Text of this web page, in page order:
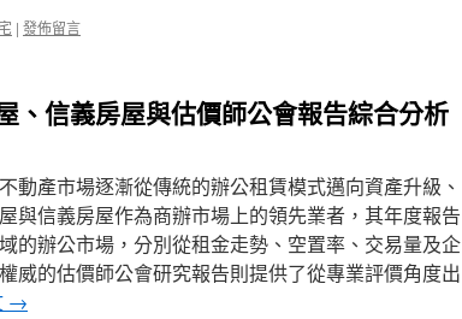
| 發佈留言
、信義房屋與估價師公會報告綜合分析
動產市場逐漸從傳統的辦公租賃模式邁向資產升級、
與信義房屋作為商辦市場上的領先業者，其年度報告
的辦公市場，分別從租金走勢、空置率、交易量及企
威的估價師公會研究報告則提供了從專業評價角度出
→